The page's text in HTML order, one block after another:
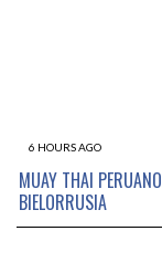
6 HOURS AGO
MUAY THAI
BIELORRUSIA